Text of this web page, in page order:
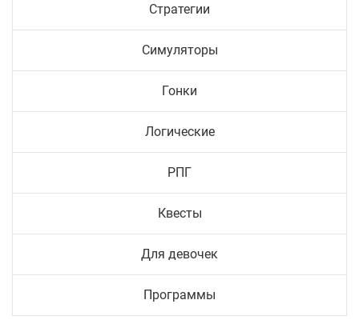
Стратегии
Симуляторы
Гонки
Логические
РПГ
Квесты
Для девочек
Программы